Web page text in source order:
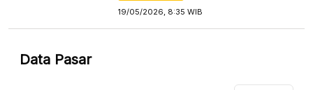
19/05/2026, 8:35 WIB
Data Pasar